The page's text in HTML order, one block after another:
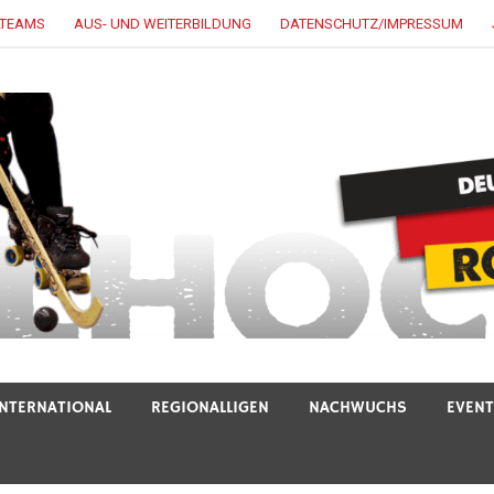
AUS- UND WEITERBILDUNG DATENSCHUTZ/IMPRESSUM
REGIONALLIGEN NACHWUCHS